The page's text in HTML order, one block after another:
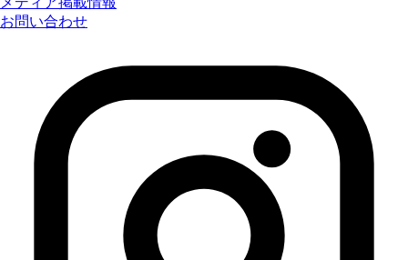
お問い合わせ